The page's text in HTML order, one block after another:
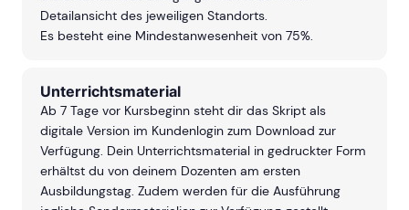
Detailansicht des jeweiligen Standorts.
Es besteht eine Mindestanwesenheit von 75%.
Unterrichtsmaterial
Ab 7 Tage vor Kursbeginn steht dir das Skript als
digitale Version im Kundenlogin zum Download zur
Verfügung. Dein Unterrichtsmaterial in gedruckter Form
erhältst du von deinem Dozenten am ersten
Ausbildungstag. Zudem werden für die Ausführung